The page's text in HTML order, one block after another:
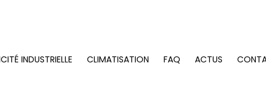
INDUSTRIELLE CLIMATISATION FAQ ACTUS